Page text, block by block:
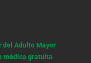
del Adulto Mayor
médica gratuita